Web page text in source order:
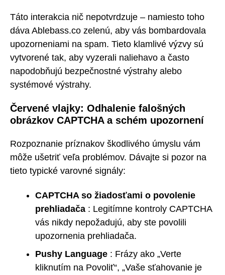
Táto interakcia nič nepotvrdzuje – namiesto toho
dáva Ablebass.co zelenú, aby vás bombardovala
upozorneniami na spam. Tieto klamlivé výzvy sú
vytvorené tak, aby vyzerali naliehavo a často
napodobňujú bezpečnostné výstrahy alebo
systémové výstrahy.
Červené vlajky: Odhalenie falošných
obrázkov CAPTCHA a schém upozornení
Rozpoznanie príznakov škodlivého úmyslu vám
môže ušetriť veľa problémov. Dávajte si pozor na
tieto typické varovné signály:
CAPTCHA so žiadosťami o povolenie
prehliadača : Legitímne kontroly CAPTCHA
vás nikdy nepožadujú, aby ste povolili
upozornenia prehliadača.
Pushy Language : Frázy ako „Verte
kliknutím na Povoliť“, „Vaše sťahovanie je